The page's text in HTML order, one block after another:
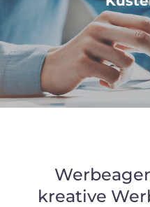
kreative